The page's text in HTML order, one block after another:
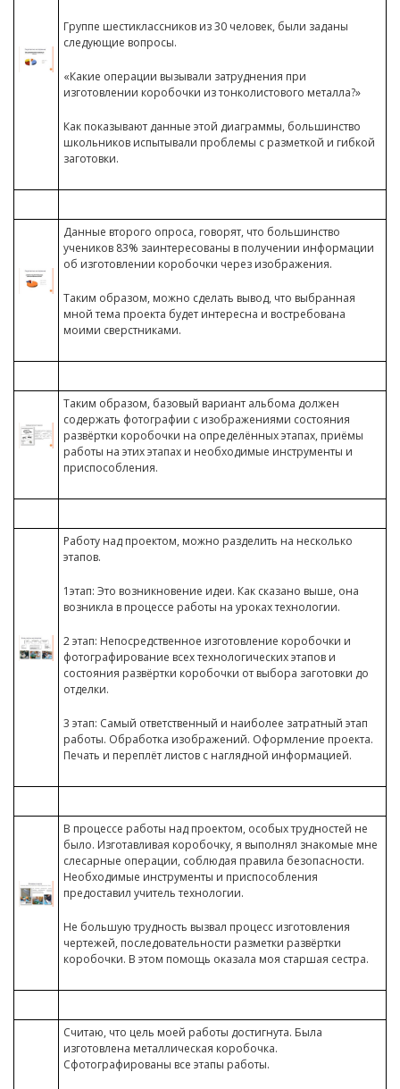
Группе шестиклассников из 30 человек, были заданы
следующие вопросы.
«Какие операции вызывали затруднения при
изготовлении коробочки из тонколистового металла?»
Как показывают данные этой диаграммы, большинство
школьников испытывали проблемы с разметкой и гибкой
заготовки.
Данные второго опроса, говорят, что большинство
учеников 83% заинтересованы в получении информации
об изготовлении коробочки через изображения.
Таким образом, можно сделать вывод, что выбранная
мной тема проекта будет интересна и востребована
моими сверстниками.
Таким образом, базовый вариант альбома должен
содержать фотографии с изображениями состояния
развёртки коробочки на определённых этапах, приёмы
работы на этих этапах и необходимые инструменты и
приспособления.
Работу над проектом, можно разделить на несколько
этапов.
1этап: Это возникновение идеи. Как сказано выше, она
возникла в процессе работы на уроках технологии.
2 этап: Непосредственное изготовление коробочки и
фотографирование всех технологических этапов и
состояния развёртки коробочки от выбора заготовки до
отделки.
3 этап: Самый ответственный и наиболее затратный этап
работы. Обработка изображений. Оформление проекта.
Печать и переплёт листов с наглядной информацией.
В процессе работы над проектом, особых трудностей не
было. Изготавливая коробочку, я выполнял знакомые мне
слесарные операции, соблюдая правила безопасности.
Необходимые инструменты и приспособления
предоставил учитель технологии.
Не большую трудность вызвал процесс изготовления
чертежей, последовательности разметки развёртки
коробочки. В этом помощь оказала моя старшая сестра.
Считаю, что цель моей работы достигнута. Была
изготовлена металлическая коробочка.
Сфотографированы все этапы работы.